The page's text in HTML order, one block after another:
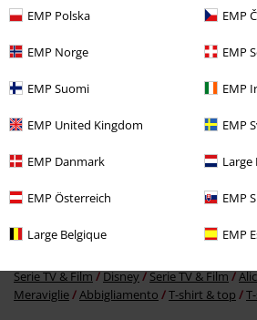
EMP Polska EMP
EMP Norge EMP
EMP Suomi EMP
EMP United Kingdom EMP
EMP Danmark Large
EMP Österreich EMP
Large Belgique EMP
Altre Categorie. Altre Scelte.
Serie TV & Film Serie TV & Film Tim Burton
Serie TV & Film Abbigliamento T-shirt &
Serie TV & Film Disney Serie TV & Film
Serie TV & Film Disney Serie TV & Film
Meraviglie
Abbigliamento T-shirt & top